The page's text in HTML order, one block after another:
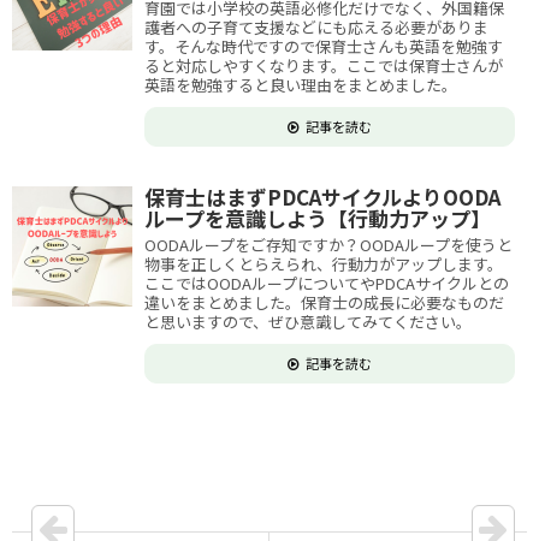
育園では小学校の英語必修化だけでなく、外国籍保
護者への子育て支援などにも応える必要がありま
す。そんな時代ですので保育士さんも英語を勉強す
ると対応しやすくなります。ここでは保育士さんが
英語を勉強すると良い理由をまとめました。
記事を読む
保育士はまずPDCAサイクルよりOODA
ループを意識しよう【行動力アップ】
OODAループをご存知ですか？OODAループを使うと
物事を正しくとらえられ、行動力がアップします。
ここではOODAループについてやPDCAサイクルとの
違いをまとめました。保育士の成長に必要なものだ
と思いますので、ぜひ意識してみてください。
記事を読む